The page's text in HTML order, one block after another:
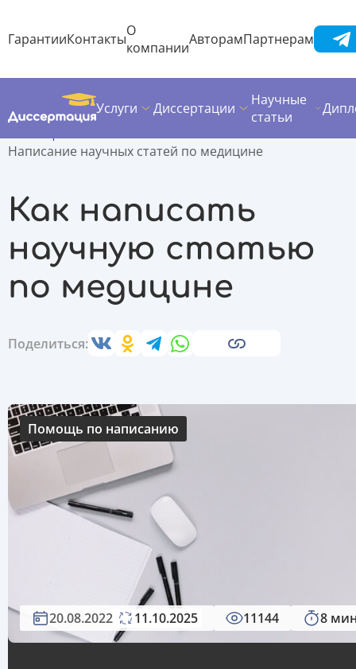
ГарантииКонтактыО
компанииАвторамПартнерам
Услуги Диссертации
Научные
статьи
ДиссертацияПолезные материалы
Написание научных статей по медицине
Как написать
научную статью
по медицине
Поделиться:
Помощь по написанию
20.08.2022 11.10.2025 11144 8